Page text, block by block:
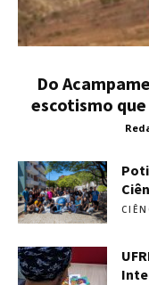
Do
escotismo